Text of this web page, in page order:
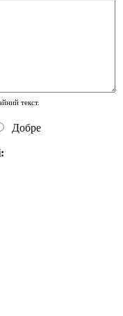
текст.
Добре